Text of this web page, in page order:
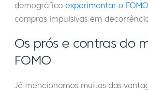
demográfico experimentar o FOMO
compras impulsivas em
Os prós e contras do
FOMO
Já mencionamos muitas das